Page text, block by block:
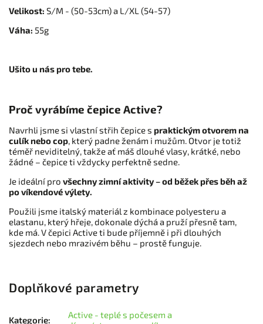
Velikost: S/M - (50-53cm) a L/XL (54-57)
Váha: 55g
Ušito u nás pro tebe.
Proč vyrábíme čepice Active?
Navrhli jsme si vlastní střih čepice s praktickým otvorem na
culík nebo cop, který padne ženám i mužům. Otvor je totiž
téměř neviditelný, takže ať máš dlouhé vlasy, krátké, nebo
žádné – čepice ti vždycky perfektně sedne.
Je ideální pro všechny zimní aktivity – od běžek přes běh až
po víkendové výlety.
Použili jsme italský materiál z kombinace polyesteru a
elastanu, který hřeje, dokonale dýchá a pruží přesně tam,
kde má. V čepici Active ti bude příjemně i při dlouhých
sjezdech nebo mrazivém běhu – prostě funguje.
Doplňkové parametry
Kategorie:
Active - teplé s počesem a